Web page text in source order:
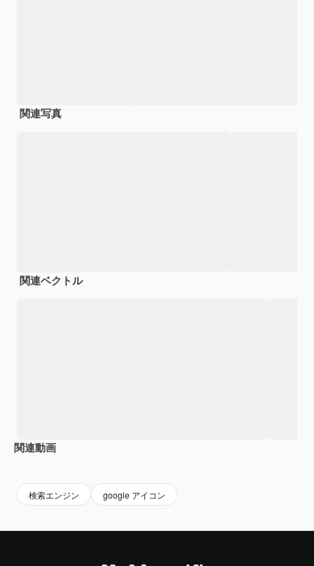
関連写真
関連ベクトル
関連動画
検索エンジン google アイコン